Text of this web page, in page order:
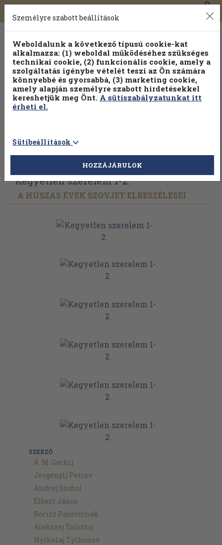
Toggle
navigation
0
Válogasson több mint 1.000.000 kiadványunk közül
100% kedvezménnyel!
Vissza az előző oldalra Válasszon példányt
Kegyetlen szerelem 1-2.
A HÚSZAS ÉVEK SZOVJET ELBESZÉLÉSEI
SZERZŐ
A. M. Gorkij
Jevgenyij Petrov
Andrej Szobol
Elbert János
Borisz Paszternak
Alekszej Tolsztoj
Nyikolaj Tyihonov
Személyre szabott beállítások
Weboldalunk a következő típusú cookie-kat
alkalmazza: (1) weboldal működéséhez szükséges
technikai cookie, (2) funkcionális cookie, amely a
szolgáltatás igénybe vételét teszi az Ön számára
könnyebbé és gyorsabbá, (3) marketing cookie,
amely alapján személyre szabott hirdetésekkel
kereshetjük meg Önt. A sütiszabályzatunkat itt
érheti el.
Sütibeállítások
HOZZÁJÁRULOK